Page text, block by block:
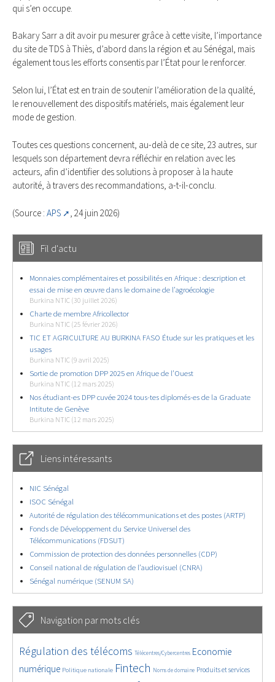
qui s’en occupe.
Bakary Sarr a dit avoir pu mesurer grâce à cette visite, l’importance
du site de TDS à Thiès, d’abord dans la région et au Sénégal, mais
également tous les efforts consentis par l’État pour le renforcer.
Selon lui, l’État est en train de soutenir l’amélioration de la qualité,
le renouvellement des dispositifs matériels, mais également leur
mode de gestion.
Toutes ces questions concernent, au-delà de ce site, 23 autres, sur
lesquels son département devra réfléchir en relation avec les
acteurs, afin d’identifier des solutions à proposer à la haute
autorité, à travers des recommandations, a-t-il-conclu.
(Source : APS , 24 juin 2026)
Fil d'actu
Monnaies complémentaires et possibilités en Afrique : description et
essai de mise en œuvre dans le domaine de l’agroécologie
Burkina NTIC (30 juillet 2026)
Charte de membre Africollector
Burkina NTIC (25 février 2026)
TIC ET AGRICULTURE AU BURKINA FASO Étude sur les pratiques et les
usages
Burkina NTIC (9 avril 2025)
Sortie de promotion DPP 2025 en Afrique de l’Ouest
Burkina NTIC (12 mars 2025)
Nos étudiant-es DPP cuvée 2024 tous-tes diplomés-es de la Graduate
Intitute de Genève
Burkina NTIC (12 mars 2025)
Liens intéressants
NIC Sénégal
ISOC Sénégal
Autorité de régulation des télécommunications et des postes (ARTP)
Fonds de Développement du Service Universel des
Télécommunications (FDSUT)
Commission de protection des données personnelles (CDP)
Conseil national de régulation de l’audiovisuel (CNRA)
Sénégal numérique (SENUM SA)
Navigation par mots clés
4633/5586
Régulation des télécoms
360/5586 Télécentres/Cybercentres
3709/5586
Economie
numérique
1854/5586 Politique nationale
5150/5586 Fintech
676/5586 Noms de domaine
2374/5586 Produits et services
1600/5586